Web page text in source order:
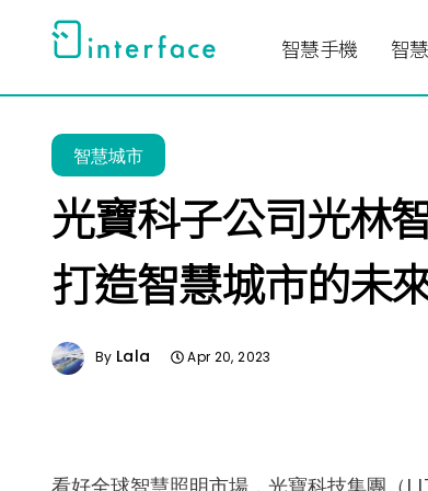
要
智慧手機 智
智慧城市
光寶科子公司光林
打造智慧城市的未
By Lala Apr 20, 2023
看好全球智慧照明市場，光寶科技集團（